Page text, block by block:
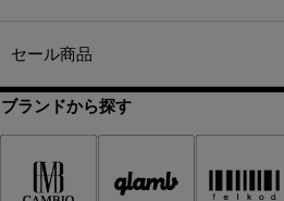
セール商品
ブランドから探す